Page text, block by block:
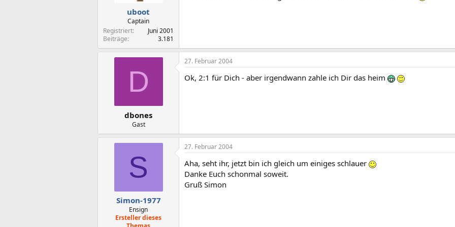
uboot
Captain
Registriert
Juni 2001
Beiträge
3.181
D
dbones
Gast
27. Februar 2004
Ok, 2:1 für Dich - aber irgendwann zahle ich Dir das heim
S
Simon-1977
Ensign
Ersteller dieses
27. Februar 2004
Aha, seht ihr, jetzt bin ich gleich um einiges schlauer
Danke Euch schonmal soweit.
Gruß Simon